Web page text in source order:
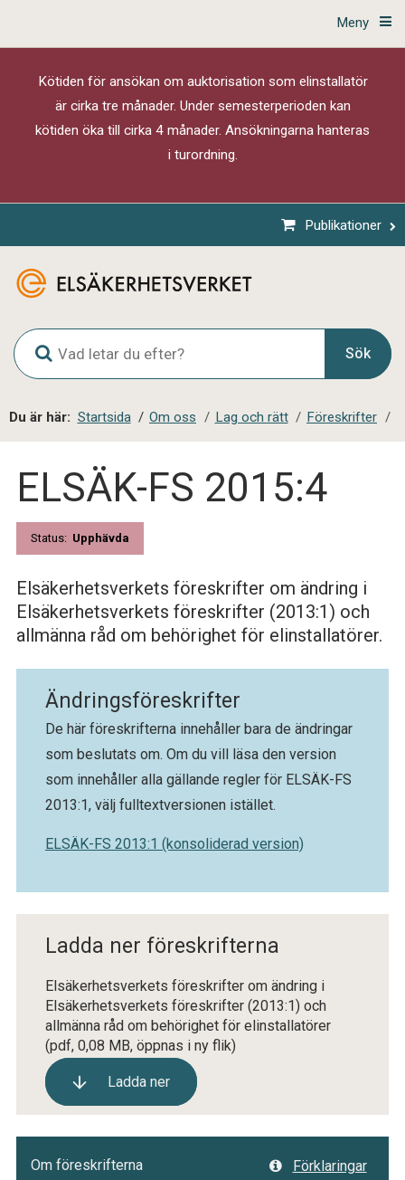
Meny
Kötiden för ansökan om auktorisation som elinstallatör
är cirka tre månader. Under semesterperioden kan
kötiden öka till cirka 4 månader. Ansökningarna hanteras
i turordning.
Publikationer
G
l
o
a
l
ö
k
Sök
Du är här: Startsida / Om oss / Lag och rätt / Föreskrifter /
ELSÄK-FS 2015:4
Status: Upphävda
Elsäkerhetsverkets föreskrifter om ändring i
Elsäkerhetsverkets föreskrifter (2013:1) och
allmänna råd om behörighet för elinstallatörer.
Ändringsföreskrifter
De här föreskrifterna innehåller bara de ändringar
som beslutats om. Om du vill läsa den version
som innehåller alla gällande regler för ELSÄK-FS
2013:1, välj fulltextversionen istället.
ELSÄK-FS 2013:1 (konsoliderad version)
Ladda ner föreskrifterna
Elsäkerhetsverkets föreskrifter om ändring i
Elsäkerhetsverkets föreskrifter (2013:1) och
allmänna råd om behörighet för elinstallatörer
(pdf, 0,08 MB, öppnas i ny flik)
Ladda ner
Om föreskrifterna Förklaringar